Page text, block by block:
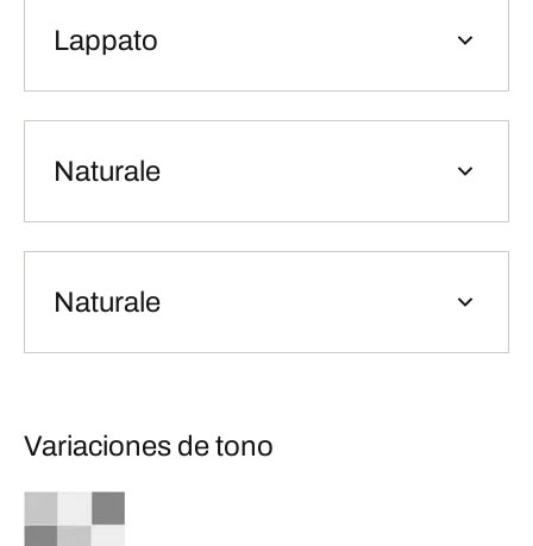
Lappato
Naturale
Naturale
Variaciones de tono